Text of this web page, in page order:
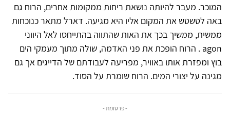
המוכר. מעבר להיותה נושאת ריחות ממקומות אחרים, הרוח גם
באה לטשטש את המקום אליו היא מגיעה. דארל מתאר כנוכחות
ממשית, ממשיך בכך את האות שהתווה בהתייחסו לאל היווני
agon . הרוח הופכת את פני האדמה, שולה מתוך מעמקי הים
בוץ ומפזרת אותו באוויר, מפריעה לעבודתם של הדייגים אך גם
מגינה על יצורי המים. הרוח שומרת על הסוד.
- פרסומת -